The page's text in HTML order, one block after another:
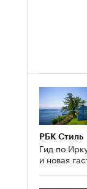
РБК Стиль
Гид по
и новая